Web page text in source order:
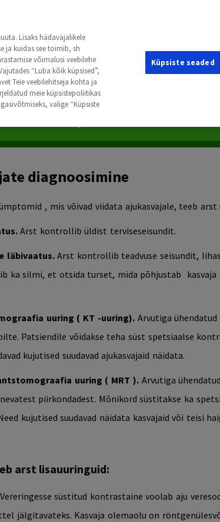
Lapseea Kasvajad
diagnoosimine
, mis võivad viidata ajukasvajale, teeb
Arst kontrollib üldist terviseseisundit.
läbivaatus.Arst kontrollib teadvuse seisundit,
ka silmi, et otsida turset, mida põhjustab kasvaja
uuring ( KT -uuring). Arvutiga
Patsiendile võidakse teha süst spetsiaalse
kujutised suudavad ajukasvajaid näidata.
uuring ( MRT ). Arvutiga
piirkondadest. Mõnikord süstitakse ka
kujutised suudavad näidata kasvajaid või teisi
arst lisauuringuid:
Vereringesse süstitud kontrastaine voolab aju
jälgitavateks. Kasvaja olemaolu on
Lisaks hädavajalikele
ja kuidas see toimib, sh
võimalusi veebilehe
“Luba kõik küpsised”,
Teie veebilehitseja kohta ja
meie küpsistepoliitikas
valige “Küpsiste
Küpsiste seaded